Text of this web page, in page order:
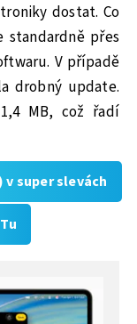
dostat. Co
přes
V případě
drobný update.
MB, což řadí
super slevách